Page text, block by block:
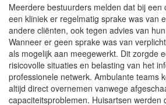
Meerdere bestuurders melden dat bij een
een kliniek er regelmatig sprake was van
andere cliënten, ook tegen advies van
Wanneer er geen sprake was van
als mogelijk aan meegewerkt. Dit zorgde
risicovolle situaties en belasting van het
professionele netwerk. Ambulante teams
altijd direct overnemen vanwege
capaciteitsproblemen. Huisartsen werden